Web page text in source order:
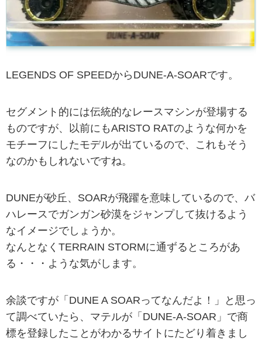
LEGENDS OF SPEEDからDUNE-A-SOARです。
セグメント的には伝統的なレースマシンが登場する
ものですが、以前にもARISTO RATのような何かを
モチーフにしたモデルが出ているので、これもそう
なのかもしれないですね。
DUNEが砂丘、SOARが飛躍を意味しているので、バ
ハレースでガンガン砂漠をジャンプして抜けるよう
なイメージでしょうか。
なんとなくTERRAIN STORMに通ずるところがあ
る・・・ような気がします。
余談ですが「DUNE A SOARってなんだよ！」と思っ
て調べていたら、マテルが「DUNE-A-SOAR」で商
標を登録したことがわかるサイトにたどり着きまし